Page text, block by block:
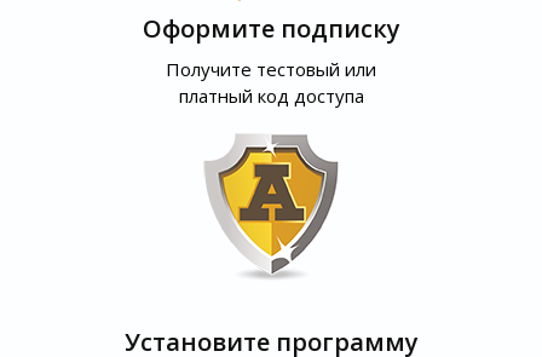
Оформите подписку
Получите тестовый или
платный код доступа
Установите программу